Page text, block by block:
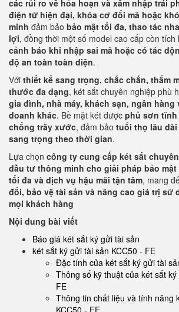
các rủi ro về hỏa hoạn và xâm nhập trái
điện tử hiện đại, khóa cơ đổi mã hoặc
minh đảm bảo bảo mật tối đa, thao tác
lợi, đồng thời một số model cao cấp còn tích
cảnh báo khi nhập sai mã hoặc có tác
độ an toàn toàn diện.
Với thiết kế sang trọng, chắc chắn, thẩm
thước đa dạng, két sắt chuyên nghiệp phù
gia đình, nhà máy, khách sạn, ngân
doanh khác. Bề mặt két được phủ sơn
chống trầy xước, đảm bảo tuổi thọ lâu
sang trọng theo thời gian.
Lựa chọn công ty cung cấp két sắt
đầu tư thông minh cho giải pháp bảo
tối đa và dịch vụ hậu mãi tận tâm, mang
đối, bảo vệ tài sản và nâng cao giá trị sử
mọi khách hàng
Nội dung bài viết
Báo giá két sắt ký gửi tài sản
két sắt ký gửi tài sản KCC50 - FE
Đặc tính của két sắt ký gửi tài
Thông số kỹ thuật của két sắt
FE
Thông tin chất liệu và tính năng
KCC50 - FE